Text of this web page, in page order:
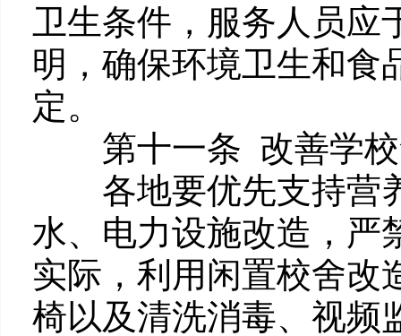
卫生条件，服务人员应
明，确保环境卫生和食
定。
第十一条 改善学校
各地要优先支持营养
水、电力设施改造，严
实际，利用闲置校舍改
椅以及清洗消毒、视频